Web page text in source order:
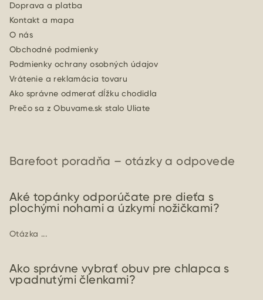
Doprava a platba
Kontakt a mapa
O nás
Obchodné podmienky
Podmienky ochrany osobných údajov
Vrátenie a reklamácia tovaru
Ako správne odmerať dĺžku chodidla
Prečo sa z Obuvame.sk stalo Uliate
Barefoot poradňa – otázky a odpovede
Aké topánky odporúčate pre dieťa s
plochými nohami a úzkymi nožičkami?
Otázka ...
Ako správne vybrať obuv pre chlapca s
vpadnutými členkami?